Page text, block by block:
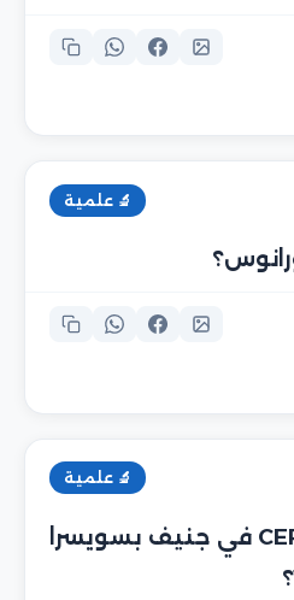
🔬 علمية
🔬 علمية
ماذا أنتج مختبر CERN في جنيف بسويسرا